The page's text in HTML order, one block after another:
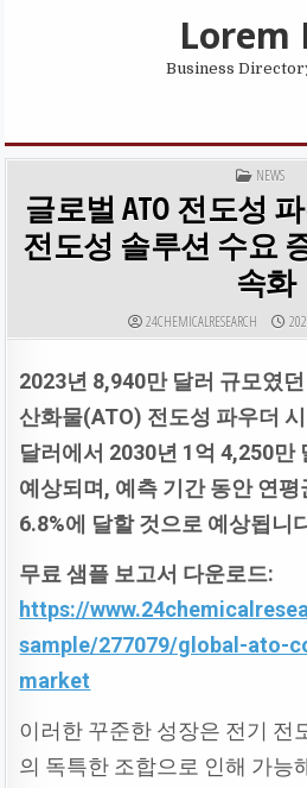
Lorem
Business
POSTED IN
NEWS
글로벌 ATO 전도성
전도성 솔루션 수요
속화
AUTHOR:
24CHEMICALRESEARCH
2023년 8,940만 달러 규모였던
산화물(ATO) 전도성 파우더
달러에서 2030년 1억 4,250만
예상되며, 예측 기간동안연평
6.8%에 달할것으로 예상됩니
무료샘플 보고서 다운로드:
https://
sample/277079/global-ato-
market
이러한 꾸준한 성장은 전기 전
의 독특한 조합으로 인해 가능